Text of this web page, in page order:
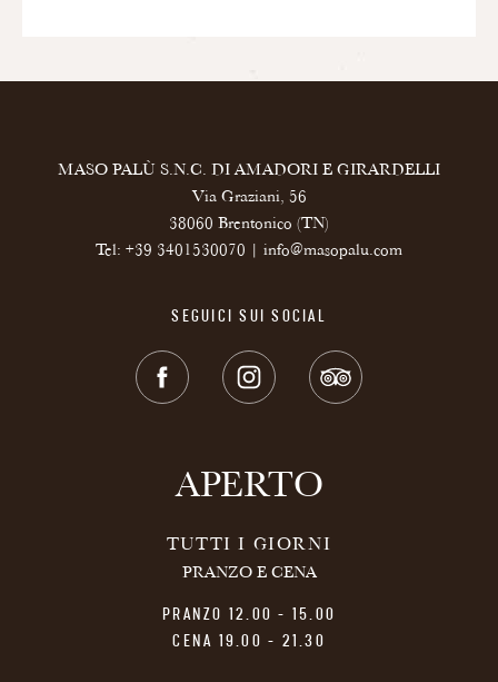
MASO PALÙ S.N.C. DI AMADORI E GIRARDELLI
Via Graziani, 56
38060 Brentonico (TN)
Tel: +39 3401530070 info@masopalu.com
SEGUICI SUI SOCIAL
APERTO
TUTTI I GIORNI
PRANZO E CENA
PRANZO 12.00 - 15.00
CENA 19.00 - 21.30